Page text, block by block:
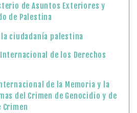
de Asuntos Exteriores y
de Palestina
ciudadanía palestina
de los Derechos
de la Memoria y la
del Crimen de Genocidio y de
Crimen